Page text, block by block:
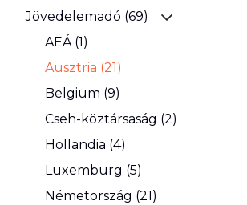
Jövedelemadó (69)
AEÁ (1)
Ausztria (21)
Belgium (9)
Cseh-köztársaság (2)
Hollandia (4)
Luxemburg (5)
Németország (21)